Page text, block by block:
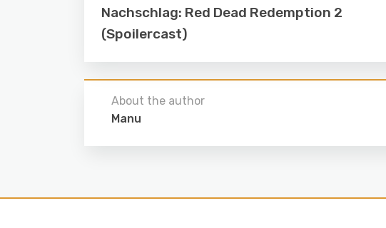
Nachschlag: Red Dead Redemption 2
(Spoilercast)
About the author
Manu